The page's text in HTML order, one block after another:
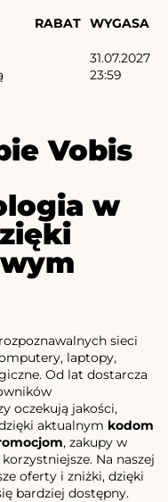
RABAT WYGASA
31.07.2027
23:59
Vobis
w
sieci
laptopy,
Od lat dostarcza
oczekują jakości,
aktualnym kodom
, zakupy w
Na naszej
oferty i zniżki, dzięki
bardziej dostępny.